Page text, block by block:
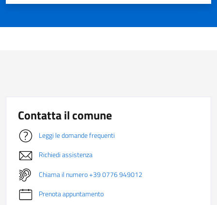
Contatta il comune
Leggi le domande frequenti
Richiedi assistenza
Chiama il numero +39 0776 949012
Prenota appuntamento